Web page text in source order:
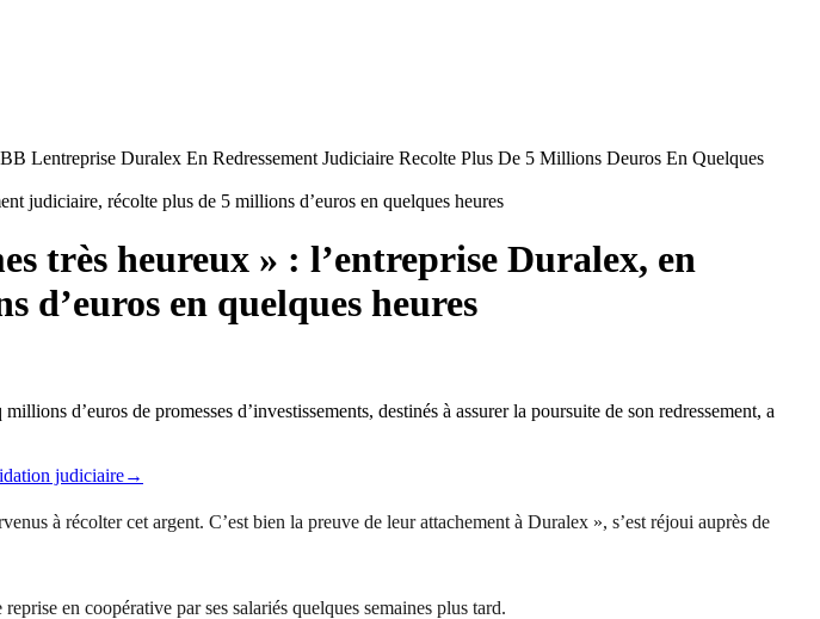
Lentreprise Duralex En Redressement Judiciaire Recolte Plus De 5 Millions Deuros En Quelques
très heureux » : l’entreprise Duralex, en
d’euros en quelques heures
d’euros de promesses d’investissements, destinés à assurer la poursuite de son redressement, a
judiciaire→
à récolter cet argent. C’est bien la preuve de leur attachement à Duralex », s’est réjoui auprès de
en coopérative par ses salariés quelques semaines plus tard.